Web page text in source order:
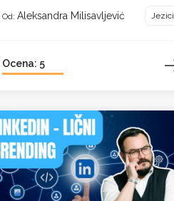
Od: Aleksandra Milisavljević Jezici
Ocena: 5